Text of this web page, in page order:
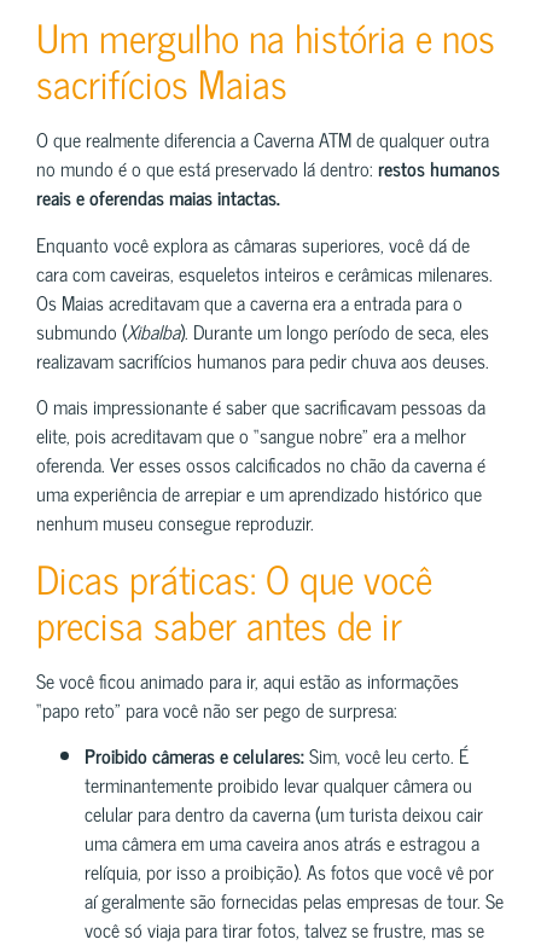
Um mergulho na história e nos
sacrifícios Maias
O que realmente diferencia a Caverna ATM de qualquer outra
no mundo é o que está preservado lá dentro:restos humanos
reais e oferendas maias intactas.
Enquanto você explora as câmaras superiores, você dá de
cara com caveiras, esqueletos inteiros e cerâmicas milenares.
Os Maias acreditavam que a caverna era a entrada para o
submundo (Xibalba). Durante um longo período de seca, eles
realizavam sacrifícios humanos para pedir chuva aos deuses.
O mais impressionante é saber que sacrificavam pessoas da
elite, pois acreditavam que o “sangue nobre” era a melhor
oferenda. Ver esses ossos calcificados no chão da caverna é
uma experiência de arrepiar e um aprendizado histórico que
nenhum museu consegue reproduzir.
Dicas práticas: O que você
precisa saber antes de ir
Se você ficou animado para ir, aqui estão as informações
“papo reto” para você não ser pego de surpresa:
Proibido câmeras e celulares:Sim, você leu certo. É
terminantemente proibido levar qualquer câmera ou
celular para dentro da caverna (um turista deixou cair
uma câmera em uma caveira anos atrás e estragou a
relíquia, por isso a proibição). As fotos que você vê por
aí geralmente são fornecidas pelas empresas de tour. Se
você só viaja para tirar fotos, talvez se frustre, mas se